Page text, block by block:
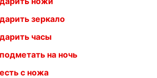
зеркало
часы
на ночь
с ножа